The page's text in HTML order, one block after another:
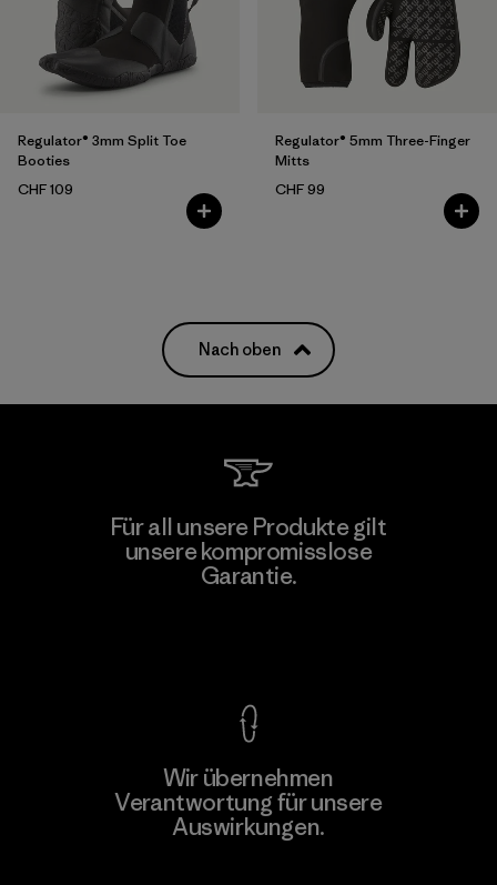
Regulator® 3mm Split Toe
Booties
CHF 109
Regulator® 5mm Three-Finger
Mitts
CHF 99
Nach oben
Für all unsere Produkte gilt
unsere kompromisslose
Garantie.
Wir übernehmen
Verantwortung für unsere
Auswirkungen.